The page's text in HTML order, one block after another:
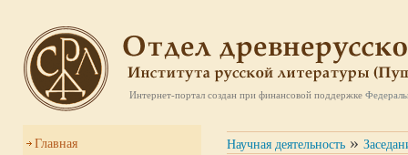
Интернет-портал создан при финансовой поддержке
Главная
Научная деятельность »